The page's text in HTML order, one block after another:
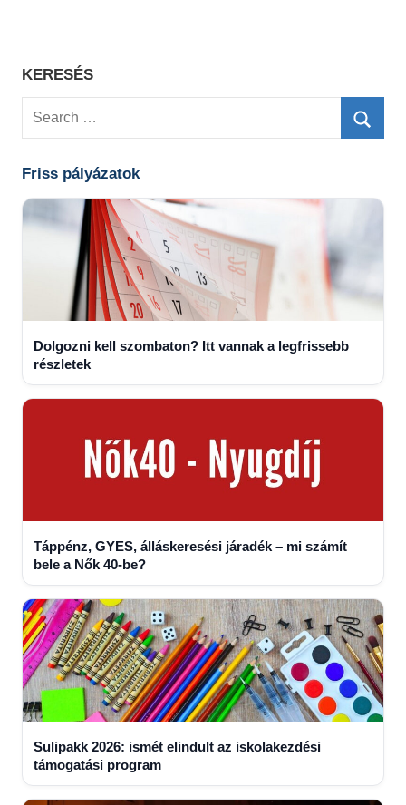
KERESÉS
Search
Friss pályázatok
Dolgozni kell szombaton? Itt vannak a legfrissebb
részletek
Táppénz, GYES, álláskeresési járadék – mi számít
bele a Nők 40-be?
Sulipakk 2026: ismét elindult az iskolakezdési
támogatási program